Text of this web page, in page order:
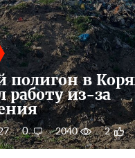
полигон в
работу из-за
0 2040 2